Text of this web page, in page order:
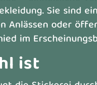
Sie sind
Anlässen oder
im
ist